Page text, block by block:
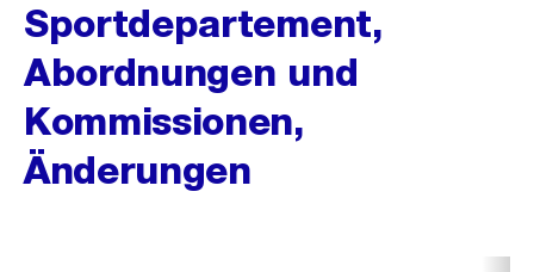
Sportdepartement,
Abordnungen und
Kommissionen,
Änderungen